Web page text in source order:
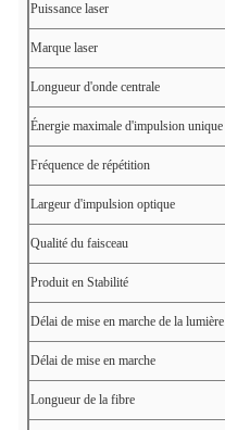
Puissance laser
Marque laser
Longueur d'onde centrale
Énergie maximale d'impulsion unique
Fréquence de répétition
Largeur d'impulsion optique
Qualité du faisceau
Produit en Stabilité
Délai de mise en marche de la lumière
Délai de mise en marche
Longueur de la fibre